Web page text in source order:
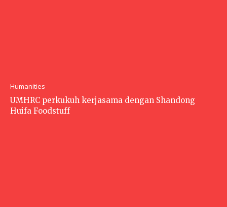
Humanities
UMHRC perkukuh kerjasama dengan Shandong
Huifa Foodstuff